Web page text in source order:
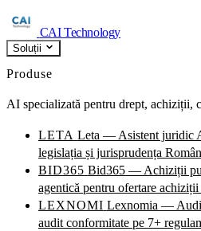
CAI Technology
Soluții
Produse
AI specializată pentru drept, achiziții,
LETA Leta — Asistent juridic
legislația și jurisprudența
BID365 Bid365 — Achiziții
agentică pentru ofertare
LEXNOMI Lexnomia —
audit conformitate pe 7+